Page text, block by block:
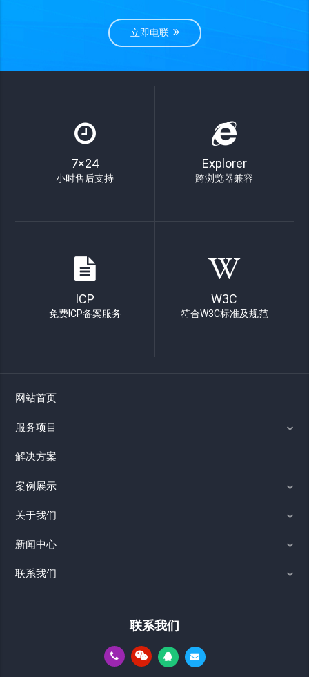
立即电联
7×24
小时售后支持
Explorer
跨浏览器兼容
ICP
免费ICP备案服务
W3C
符合W3C标准及规范
网站首页
服务项目
解决方案
案例展示
关于我们
新闻中心
联系我们
联系我们